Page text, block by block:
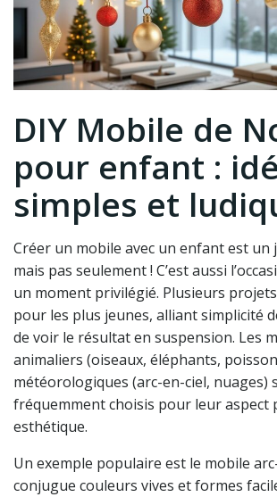
DIY Mobile de
pour enfant :
simples et
Créer un mobile avec un enfant est un
mais pas seulement ! C’est aussi
un moment privilégié. Plusieurs
pour les plus jeunes, alliant simplicité
de voir le résultat en suspension. Les
animaliers (oiseaux, éléphants,
météorologiques (arc-en-ciel, nuages)
fréquemment choisis pour leur aspect
esthétique.
Un exemple populaire est le mobile
conjugue couleurs vives et formes